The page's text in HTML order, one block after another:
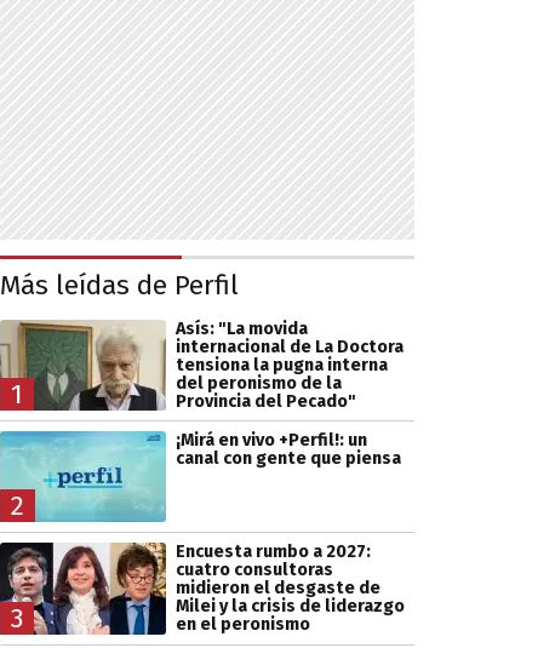
Más leídas de Perfil
1
Asís: "La movida
internacional de La Doctora
tensiona la pugna interna
del peronismo de la
Provincia del Pecado"
2
¡Mirá en vivo +Perfil!: un
canal con gente que piensa
3
Encuesta rumbo a 2027:
cuatro consultoras
midieron el desgaste de
Milei y la crisis de liderazgo
en el peronismo